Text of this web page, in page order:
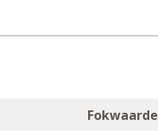
Fokwaarde